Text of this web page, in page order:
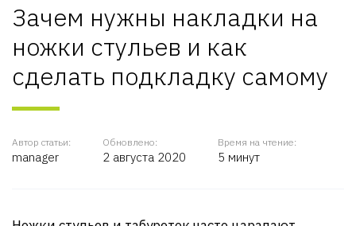
Зачем нужны накладки на
ножки стульев и как
сделать подкладку самому
Автор статьи:
manager
Обновлено:
2 августа 2020
Время на чтение:
5 минут